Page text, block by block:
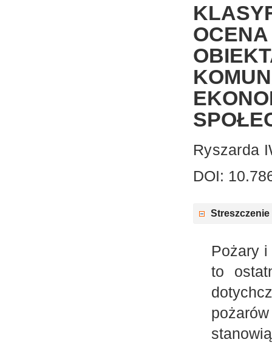
Ryszarda
DOI:
Streszczenie
Pożary i
to